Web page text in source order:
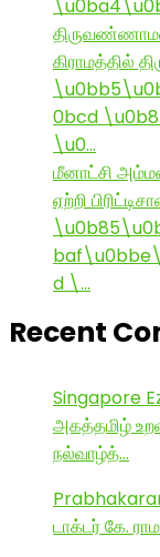
கிராமத்தில்
0bcd
\u0…
மீனாட்சி
ஏற்றி
d \…
Recent
Singapore
அகத்தமிழ்
நல்வாழ்த்…
டாக்டர் கே.